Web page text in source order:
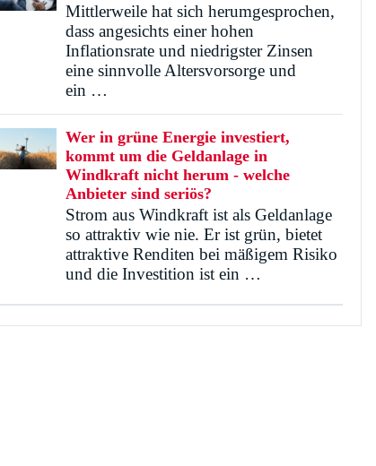
Mittlerweile hat sich herumgesprochen,
dass angesichts einer hohen
Inflationsrate und niedrigster Zinsen
eine sinnvolle Altersvorsorge und
ein …
Wer in grüne Energie investiert,
kommt um die Geldanlage in
Windkraft nicht herum - welche
Anbieter sind seriös?
Strom aus Windkraft ist als Geldanlage
so attraktiv wie nie. Er ist grün, bietet
attraktive Renditen bei mäßigem Risiko
und die Investition ist ein …